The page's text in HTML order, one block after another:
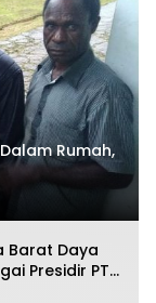
Rumah,
Barat Daya
Presidir PT